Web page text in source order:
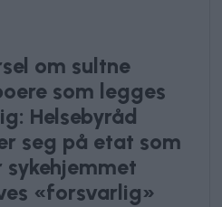
om sultne
som legges
Helsebyråd
seg på etat som
sykehjemmet
«forsvarlig»